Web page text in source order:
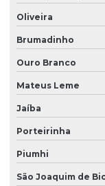
Sondagem ambiental
Sondagem do tipo
Sondagem elétrica
Sondagem
Sondagem empresas
Sondagem
Sondagem geofísica
Oliveira
Brumadinho
Ouro Branco
Mateus Leme
Jaíba
Porteirinha
Piumhi
São Joaquim de